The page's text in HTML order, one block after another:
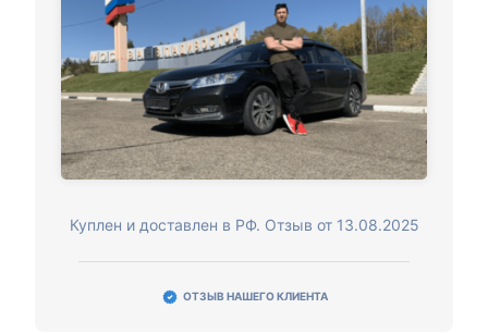
Куплен и доставлен в РФ. Отзыв от 13.08.2025
ОТЗЫВ НАШЕГО КЛИЕНТА